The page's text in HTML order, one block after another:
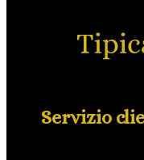
Servizio